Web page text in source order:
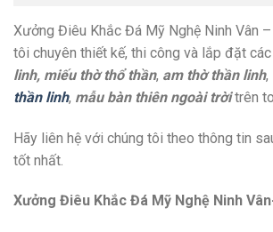
Xưởng Điêu Khắc Đá Mỹ Nghệ Ninh Vân –
tôi chuyên thiết kế, thi công và lắp đặt các
linh, miếu thờ thổ thần, am thờ thần linh,
thần linh, mẫu bàn thiên ngoài trờitrên
Hãy liên hệ với chúng tôi theo thông tin
tốt nhất.
Xưởng Điêu Khắc Đá Mỹ Nghệ Ninh